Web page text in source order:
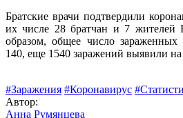
Братские врачи подтвердили
их числе 28 братчан и 7 жителей
образом, общее число зараженных
140, еще 1540 заражений выявили
#Заражения #Коронавирус
Автор:
Анна Румянцева